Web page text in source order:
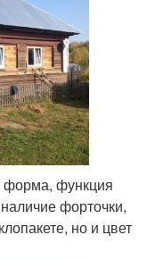
форма, функция
форточки,
но и цвет